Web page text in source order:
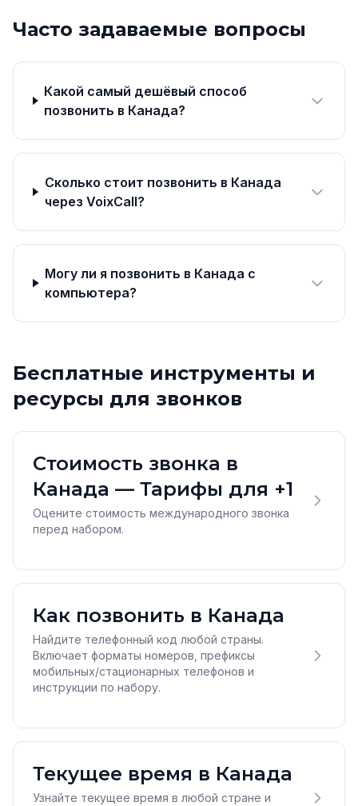
Часто задаваемые вопросы
Какой самый дешёвый способ
позвонить в Канада?
Сколько стоит позвонить в Канада
через VoixCall?
Могу ли я позвонить в Канада с
компьютера?
Бесплатные инструменты и
ресурсы для звонков
Стоимость звонка в
Канада — Тарифы для +1
Оцените стоимость международного звонка
перед набором.
Как позвонить в Канада
Найдите телефонный код любой страны.
Включает форматы номеров, префиксы
мобильных/стационарных телефонов и
инструкции по набору.
Текущее время в Канада
Узнайте текущее время в любой стране и